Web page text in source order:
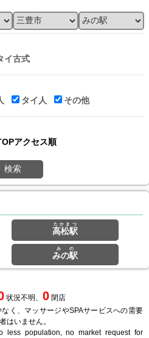
イ古式
タイ人 その他
アクセス順
検索
高松駅
たかまつ
みの駅
みの
状況不明、 0 閉店
く、マッサージやSPAサービスへの需要
はいません。
population, no market request for